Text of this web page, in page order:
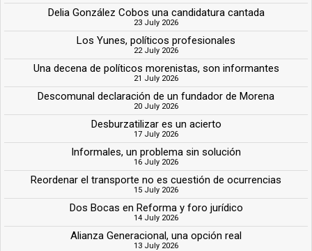
Delia González Cobos una candidatura cantada
23 July 2026
Los Yunes, políticos profesionales
22 July 2026
Una decena de políticos morenistas, son informantes
21 July 2026
Descomunal declaración de un fundador de Morena
20 July 2026
Desburzatilizar es un acierto
17 July 2026
Informales, un problema sin solución
16 July 2026
Reordenar el transporte no es cuestión de ocurrencias
15 July 2026
Dos Bocas en Reforma y foro jurídico
14 July 2026
Alianza Generacional, una opción real
13 July 2026